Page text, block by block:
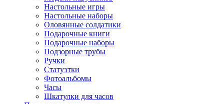
Настольные игры
Настольные наборы
Оловянные солдатики
Подарочные книги
Подарочные наборы
Подзорные трубы
Ручки
Статуэтки
Фотоальбомы
Часы
Шкатулки для часов